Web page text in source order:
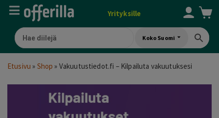
Yrityksille
Koko Suomi
Etusivu » Shop » Vakuutustiedot.fi – Kilpailuta vakuutuksesi